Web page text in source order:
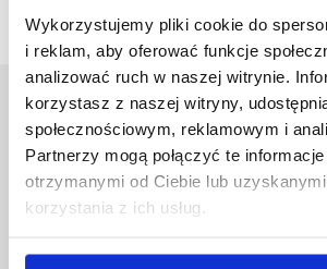
Wykorzystujemy pliki cookie do
i reklam, aby oferować funkcje
analizować ruch w naszej witrynie.
korzystasz z naszej witryny,
społecznościowym, reklamowym i
Partnerzy mogą połączyć te
otrzymanymi od Ciebie lub
korzystania z ich usług.
Uniwersytet Rzeszowski
Al. Tadeusza Rejtana 16C
35-959 Rzeszów
Pomiń
Polityka prywatności
Biblioteka